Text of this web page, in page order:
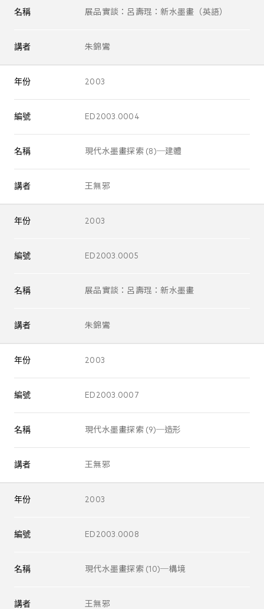
名稱 展品實談：呂壽琨：新水墨畫（英語）
講者 朱錦鸞
年份 2003
編號 ED2003.0004
名稱 現代水墨畫探索 (8)─建體
講者 王無邪
年份 2003
編號 ED2003.0005
名稱 展品實談：呂壽琨：新水墨畫
講者 朱錦鸞
年份 2003
編號 ED2003.0007
名稱 現代水墨畫探索 (9)─造形
講者 王無邪
年份 2003
編號 ED2003.0008
名稱 現代水墨畫探索 (10)─構境
講者 王無邪